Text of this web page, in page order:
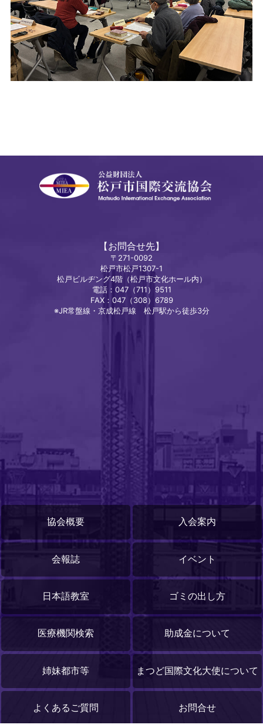
【お問合せ先】
〒271-0092
松戸市松戸1307-1
松戸ビルヂング4階（松戸市文化ホール内）
電話：047（711）9511
FAX：047（308）6789
※JR常盤線・京成松戸線 松戸駅から徒歩3分
協会概要 入会案内
会報誌 イベント
日本語教室 ゴミの出し方
医療機関検索 助成金について
姉妹都市等 まつど国際文化大使について
よくあるご質問 お問合せ